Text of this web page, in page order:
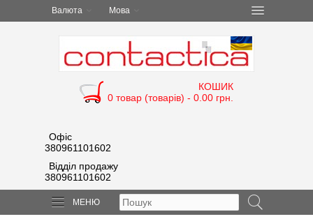
Валюта Мова
КОШИК
0 товар (товарів) - 0.00 грн.
Офіс
380961101602
Відділ продажу
380961101602
МЕНЮ